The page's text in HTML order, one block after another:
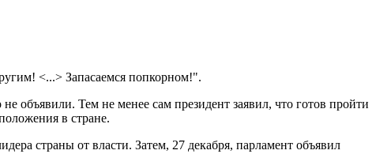
<...> Запасаемся попкорном!".
объявили. Тем не менее сам президент заявил, что готов пройти
в стране.
страны от власти. Затем, 27 декабря, парламент объявил